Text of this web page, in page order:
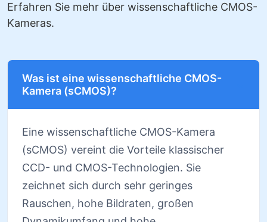
Erfahren Sie mehr über wissenschaftliche CMOS-
Kameras.
Was ist eine wissenschaftliche CMOS-
Kamera (sCMOS)?
Eine wissenschaftliche CMOS-Kamera
(sCMOS) vereint die Vorteile klassischer
CCD- und CMOS-Technologien. Sie
zeichnet sich durch sehr geringes
Rauschen, hohe Bildraten, großen